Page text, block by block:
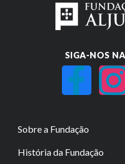
SIGA-NOS
Sobre a Fundação
História da Fundação